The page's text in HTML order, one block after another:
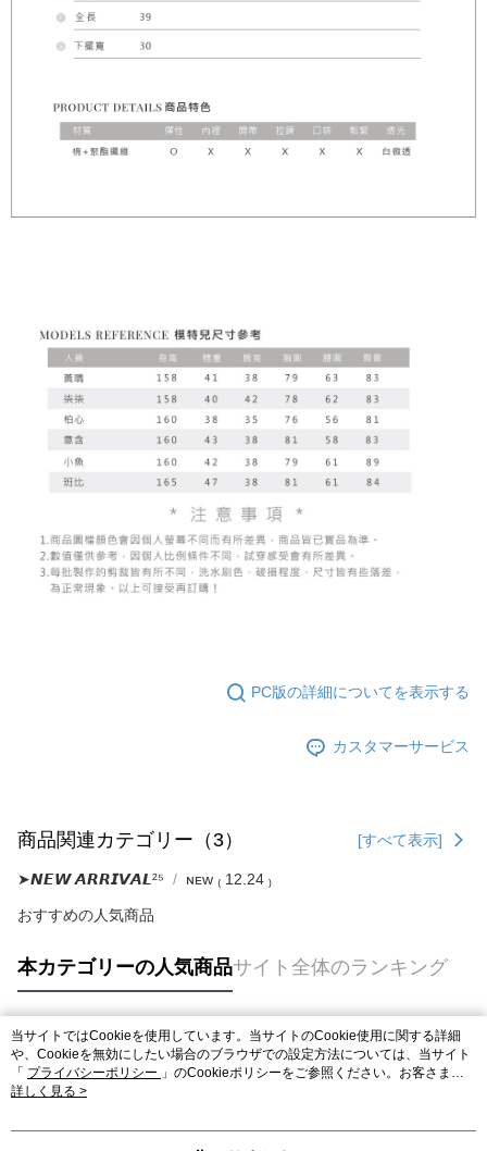
PC版の詳細についてを表示する
カスタマーサービス
商品関連カテゴリー（3） [すべて表示]
➤𝙉𝙀𝙒 𝘼𝙍𝙍𝙄𝙑𝘼𝙇²⁵ ɴᴇᴡ ₍ 12.24 ₎
おすすめの人気商品
本カテゴリーの人気商品サイト全体のランキング
人気タグ
当サイトではCookieを使用しています。当サイトのCookie使用に関する詳細
や、Cookieを無効にしたい場合のブラウザでの設定方法については、当サイト
「 プライバシーポリシー 」のCookieポリシーをご参照ください。お客さま
が、当サイトを引き続き使用される場合、当社がサイト利用規約のCookieポリ
詳しく見る >